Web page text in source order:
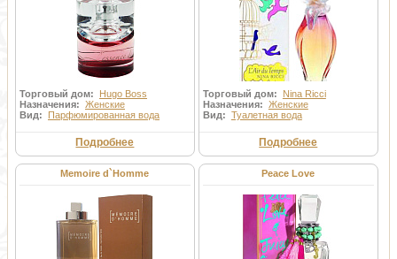
Торговый дом: Hugo Boss
Назначения: Женские
Вид: Парфюмированная вода
Подробнее
Торговый дом: Nina Ricci
Назначения: Женские
Вид: Туалетная вода
Подробнее
Memoire d`Homme Peace Love